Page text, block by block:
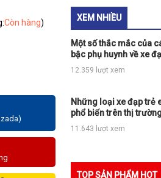
Còn hàng)
XEM NHIỀU
Một số thắc mắc của
bậc phụ huynh về xe
em có bánh phụ
12.359 lượt xem
Những loại xe đạp trẻ
phổ biến trên thị
11.643 lượt xem
TOP SẢN PHẨM HOT